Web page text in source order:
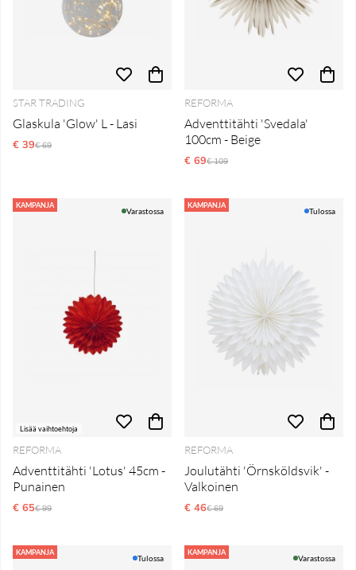
STAR TRADING
Glaskula 'Glow' L - Lasi
€ 39Normaali hinta
€ 69
REFORMA
Adventtitähti 'Svedala'
100cm - Beige
€ 69Normaali hinta
€ 109
KAMPANJA
Lisää vaihtoehtoja
Varastossa
REFORMA
Adventtitähti 'Lotus' 45cm -
Punainen
€ 65Normaali hinta
€ 99
KAMPANJA
Tulossa
REFORMA
Joulutähti 'Örnsköldsvik' -
Valkoinen
€ 46Normaali hinta
€ 69
KAMPANJA
Tulossa
KAMPANJA
Varastossa